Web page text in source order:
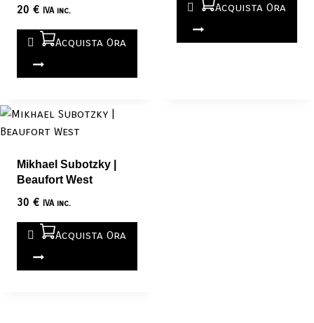
20 € IVA inc.
Acquista Ora
Acquista Ora
Mikhael Subotzky |
Beaufort West
30 € IVA inc.
Acquista Ora